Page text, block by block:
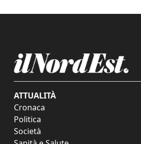
ATTUALITÀ
Cronaca
Politica
Società